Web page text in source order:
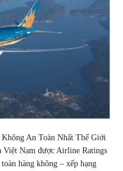
An Toàn Nhất Thế Giới
Việt Nam được Airline Ratings
hàng không – xếp hạng